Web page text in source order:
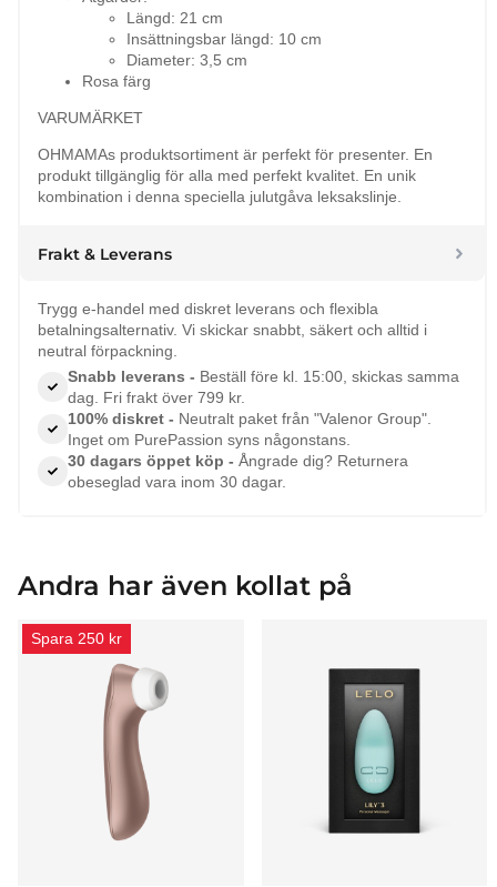
Längd: 21 cm
Insättningsbar längd: 10 cm
Diameter: 3,5 cm
Rosa färg
VARUMÄRKET
OHMAMAs produktsortiment är perfekt för presenter. En
produkt tillgänglig för alla med perfekt kvalitet. En unik
kombination i denna speciella julutgåva leksakslinje.
Frakt & Leverans
Trygg e-handel med diskret leverans och flexibla
betalningsalternativ. Vi skickar snabbt, säkert och alltid i
neutral förpackning.
Snabb leverans - Beställ före kl. 15:00, skickas samma
dag. Fri frakt över 799 kr.
100% diskret - Neutralt paket från "Valenor Group".
Inget om PurePassion syns någonstans.
30 dagars öppet köp - Ångrade dig? Returnera
obeseglad vara inom 30 dagar.
Andra har även kollat på
Spara 250 kr